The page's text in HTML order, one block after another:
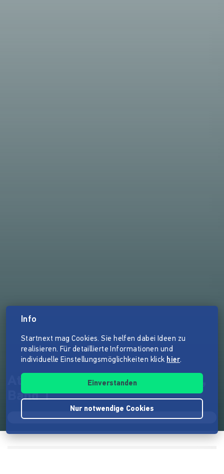
Atlas der Planetarischen Nebel,
Band 1
Info
Startnext mag Cookies. Sie helfen dabei Ideen zu
realisieren. Für detaillierte Informationen und
individuelle Einstellungsmöglichkeiten klick hier.
Einverstanden
Nur notwendige Cookies